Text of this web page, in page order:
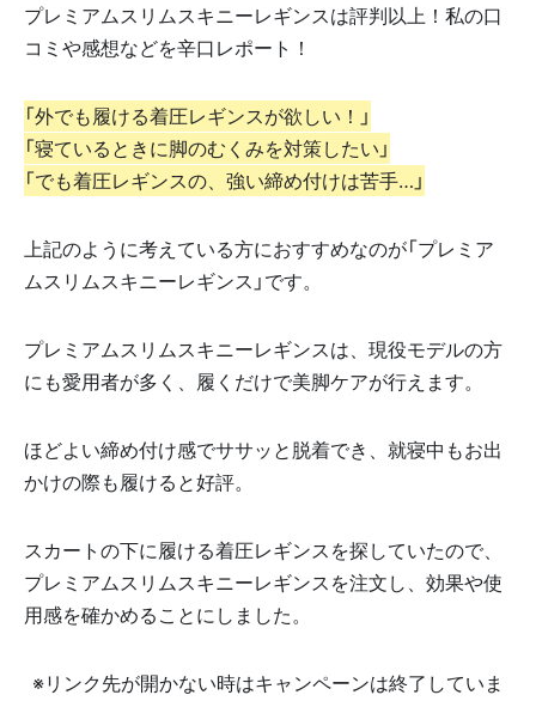
プレミアムスリムスキニーレギンスは評判以上！私の口
コミや感想などを辛口レポート！
「外でも履ける着圧レギンスが欲しい！」
「寝ているときに脚のむくみを対策したい」
「でも着圧レギンスの、強い締め付けは苦手…」
上記のように考えている方におすすめなのが「プレミア
ムスリムスキニーレギンス」です。
プレミアムスリムスキニーレギンスは、現役モデルの方
にも愛用者が多く、履くだけで美脚ケアが行えます。
ほどよい締め付け感でササッと脱着でき、就寝中もお出
かけの際も履けると好評。
スカートの下に履ける着圧レギンスを探していたので、
プレミアムスリムスキニーレギンスを注文し、効果や使
用感を確かめることにしました。
※リンク先が開かない時はキャンペーンは終了していま